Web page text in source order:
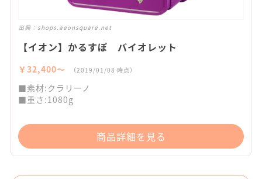
出典： shops.aeonsquare.net
【イオン】かるすぽ バイオレット
￥32,400〜 （2019/01/08 時点）
■素材:クラリーノ
■重さ:1080g
商品詳細を見る